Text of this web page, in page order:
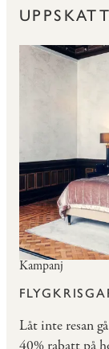
Kampanj
Låt inte resan